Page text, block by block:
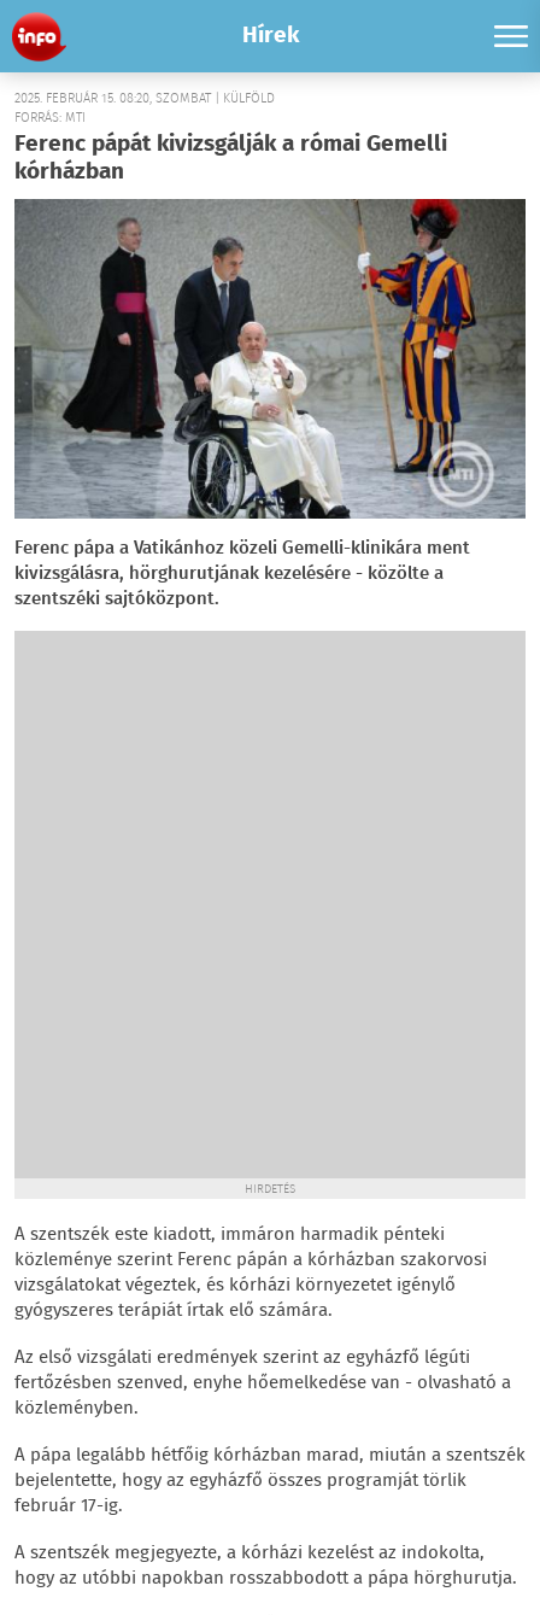
Hírek
2025. FEBRUÁR 15. 08:20, SZOMBAT | KÜLFÖLD
FORRÁS: MTI
Ferenc pápát kivizsgálják a római Gemelli
kórházban
Ferenc pápa a Vatikánhoz közeli Gemelli-klinikára ment
kivizsgálásra, hörghurutjának kezelésére - közölte a
szentszéki sajtóközpont.
HIRDETÉS
A szentszék este kiadott, immáron harmadik pénteki
közleménye szerint Ferenc pápán a kórházban szakorvosi
vizsgálatokat végeztek, és kórházi környezetet igénylő
gyógyszeres terápiát írtak elő számára.
Az első vizsgálati eredmények szerint az egyházfő légúti
fertőzésben szenved, enyhe hőemelkedése van - olvasható a
közleményben.
A pápa legalább hétfőig kórházban marad, miután a szentszék
bejelentette, hogy az egyházfő összes programját törlik
február 17-ig.
A szentszék megjegyezte, a kórházi kezelést az indokolta,
hogy az utóbbi napokban rosszabbodott a pápa hörghurutja.